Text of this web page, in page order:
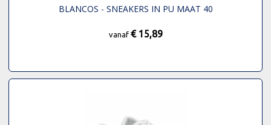
BLANCOS - SNEAKERS IN PU MAAT 40
vanaf € 15,89